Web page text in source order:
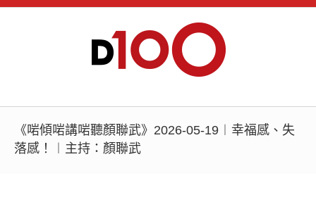
《啱傾啱講啱聽顏聯武》2026-05-19︱幸福感、失
落感！︱主持：顏聯武